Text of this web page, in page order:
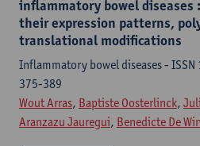
inflammatory bowel diseases
their expression patterns,
translational modifications
Inflammatory bowel diseases -
375-389
Wout Arras, Baptiste Oosterlinck,
Aranzazu Jauregui, Benedicte De